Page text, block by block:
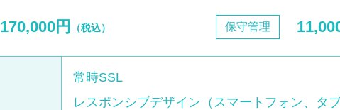
170,000円 （税込） 保守管理
常時SSL
レスポンシブデザイン（スマートフォン、タ